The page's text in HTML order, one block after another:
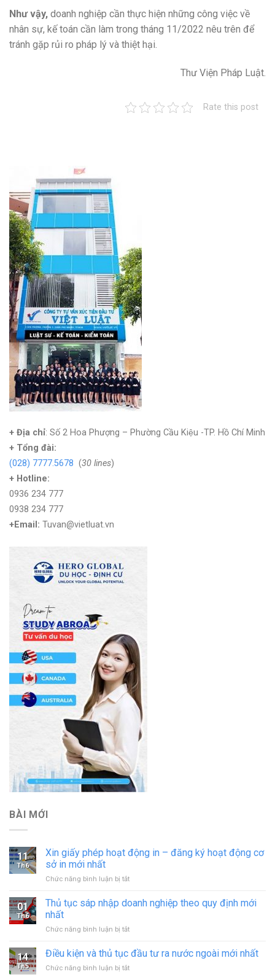
Như vậy, doanh nghiệp cần thực hiện những công việc về
nhân sự, kế toán cần làm trong tháng 11/2022 nêu trên để
tránh gặp rủi ro pháp lý và thiệt hại.
Thư Viện Pháp Luật.
Rate this post
+ Địa chỉ: Số 2 Hoa Phượng – Phường Cầu Kiệu -TP. Hồ Chí Minh
+ Tổng đài:
(028) 7777.5678 (30 lines)
+ Hotline:
0936 234 777
0938 234 777
+Email: Tuvan@vietluat.vn
BÀI MỚI
11
Th6
Xin giấy phép hoạt động in – đăng ký hoạt động cơ
sở in mới nhất
Chức năng bình luận bị tắtở
động
–
ký
01
Th6
Thủ tục sáp nhập doanh nghiệp theo quy định mới
nhất
Chức năng bình luận bị tắtở
tục
nhập
14
Th5
Điều kiện và thủ tục đầu tư ra nước ngoài mới nhất
Chức năng bình luận bị tắtở